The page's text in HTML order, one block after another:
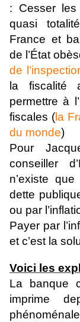
: Cesser les
quasi
France et
de l’État
de
la fiscalité
permettre à
fiscales (la
du monde)
Pour
conseiller
n’existe
dette
ou par
Payer par
et c’est la
Voici les
La banque
imprime